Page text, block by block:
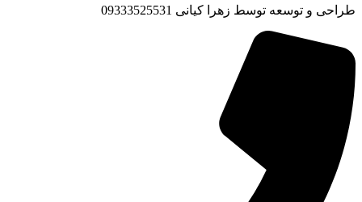
طراحی و توسعه توسط زهرا کیانی 09333525531